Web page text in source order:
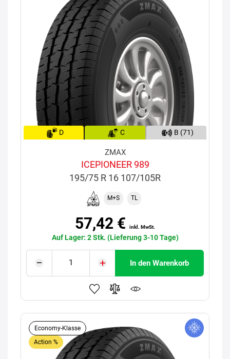
D C B (71)
ZMAX
ICEPIONEER 989
195/75 R 16 107/105R
M+S TL
57,42 € inkl. MwSt.
Auf Lager: 2 Stk. (Lieferung 3-10 Tage)
In den Warenkorb
Economy-Klasse
Action %